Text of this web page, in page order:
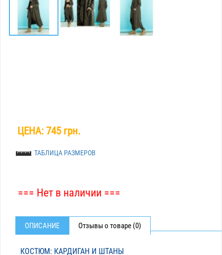
ЦЕНА: 745 грн.
ТАБЛИЦА РАЗМЕРОВ
=== Нет в наличии ===
ОПИСАНИЕ Отзывы о товаре (0)
КОСТЮМ: КАРДИГАН И ШТАНЫ